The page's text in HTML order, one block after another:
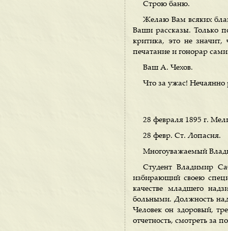
Строю баню.
Желаю Вам всяких
Ваши рассказы. Только
критика, это не значит,
печатание и гонорар
Ваш А. Чехов.
Что за ужас! Нечаянно
28 февраля 1895 г.
28 февр. Ст. Лопасня.
Многоуважаемый
Студент Владимир
избирающий своею
качестве младшего
больными. Должность
Человек он здоровый,
отчетность, смотреть за